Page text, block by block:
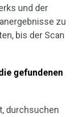
und der
zu
bis der Scan
gefundenen
durchsuchen